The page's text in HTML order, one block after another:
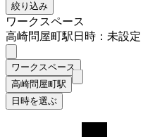
絞り込み
ワークスペース
高崎問屋町駅日時：未設定
ワークスペース
高崎問屋町駅
日時を選ぶ